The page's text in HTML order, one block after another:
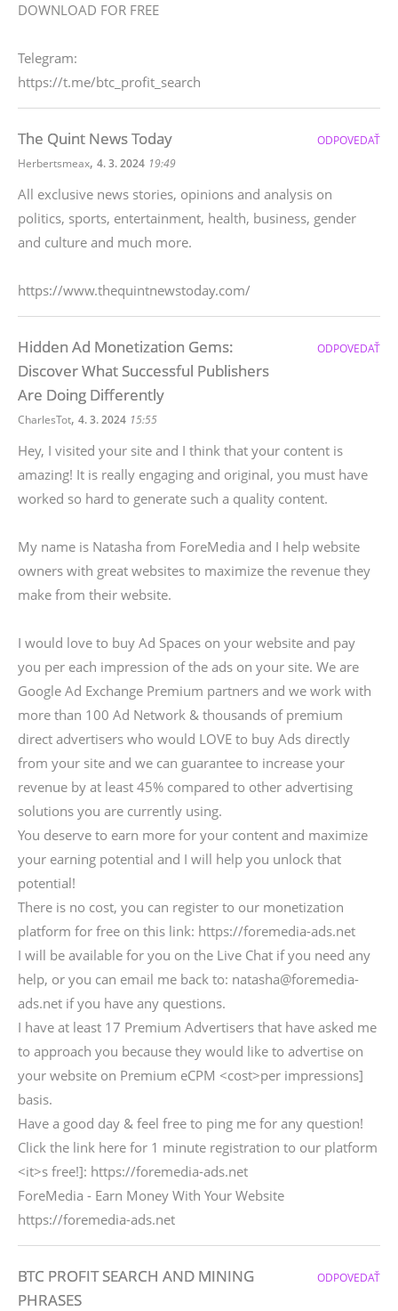
DOWNLOAD FOR FREE
Telegram:
https://t.me/btc_profit_search
The Quint News Today
Herbertsmeax, 4. 3. 2024 19:49
All exclusive news stories, opinions and analysis on
politics, sports, entertainment, health, business, gender
and culture and much more.
https://www.thequintnewstoday.com/
ODPOVEDAŤ
Hidden Ad Monetization Gems:
Discover What Successful Publishers
Are Doing Differently
CharlesTot, 4. 3. 2024 15:55
Hey, I visited your site and I think that your content is
amazing! It is really engaging and original, you must have
worked so hard to generate such a quality content.
My name is Natasha from ForeMedia and I help website
owners with great websites to maximize the revenue they
make from their website.
I would love to buy Ad Spaces on your website and pay
you per each impression of the ads on your site. We are
Google Ad Exchange Premium partners and we work with
more than 100 Ad Network & thousands of premium
direct advertisers who would LOVE to buy Ads directly
from your site and we can guarantee to increase your
revenue by at least 45% compared to other advertising
solutions you are currently using.
You deserve to earn more for your content and maximize
your earning potential and I will help you unlock that
potential!
There is no cost, you can register to our monetization
platform for free on this link: https://foremedia-ads.net
I will be available for you on the Live Chat if you need any
help, or you can email me back to: natasha@foremedia-
ads.net if you have any questions.
I have at least 17 Premium Advertisers that have asked me
to approach you because they would like to advertise on
your website on Premium eCPM <cost>per impressions]
basis.
Have a good day & feel free to ping me for any question!
Click the link here for 1 minute registration to our platform
<it>s free!]: https://foremedia-ads.net
ForeMedia - Earn Money With Your Website
https://foremedia-ads.net
ODPOVEDAŤ
BTC PROFIT SEARCH AND MINING
PHRASES
ODPOVEDAŤ